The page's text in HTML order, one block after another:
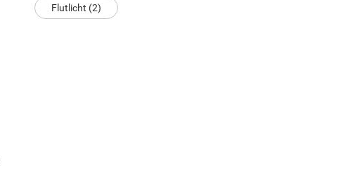
Flutlicht (2)